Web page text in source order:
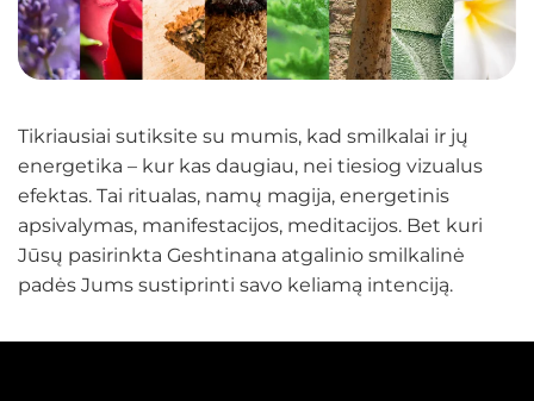
Tikriausiai sutiksite su mumis, kad smilkalai ir jų
energetika – kur kas daugiau, nei tiesiog vizualus
efektas. Tai ritualas, namų magija, energetinis
apsivalymas, manifestacijos, meditacijos. Bet kuri
Jūsų pasirinkta Geshtinana atgalinio smilkalinė
padės Jums sustiprinti savo keliamą intenciją.